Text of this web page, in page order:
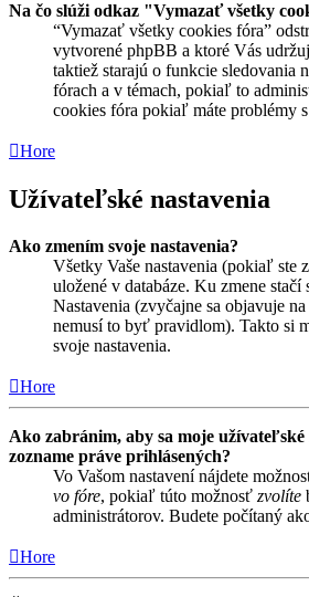
Na čo slúži odkaz "Vymazať všetky
“Vymazať všetky cookies fóra”
vytvorené phpBB a ktoré Vás
taktiež starajú o funkcie sledovania
fórach a v témach, pokiaľ to
cookies fóra pokiaľ máte problémy
Hore
Užívateľské nastavenia
Ako zmením svoje nastavenia?
Všetky Vaše nastavenia (pokiaľ ste
uložené v databáze. Ku zmene
Nastavenia (zvyčajne sa objavuje
nemusí to byť pravidlom). Takto si
svoje nastavenia.
Hore
Ako zabránim, aby sa moje
zozname práve prihlásených?
Vo Vašom nastavení nájdete
vo fóre, pokiaľ túto možnosť zvolíte
administrátorov. Budete počítaný
Hore